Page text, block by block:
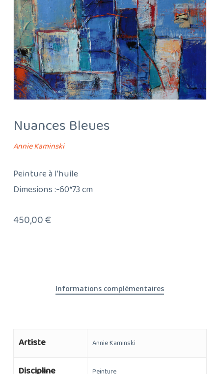
Nuances Bleues
Annie Kaminski
Peinture à l’huile
Dimesions :-60*73 cm
450,00€
Informations complémentaires
Artiste Annie Kaminski